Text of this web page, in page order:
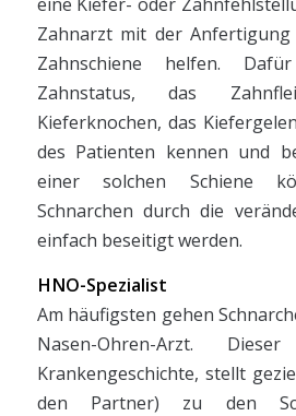
Zahnarzt mit der Anfertigung
Zahnschiene helfen.
Zahnstatus, das
Kieferknochen, das
des Patienten kennen und
einer solchen Schiene
Schnarchen durch die
einfach beseitigt werden.
HNO-Spezialist
Am häufigsten gehen
Nasen-Ohren-Arzt.
Krankengeschichte, stellt
den Partner) zu den